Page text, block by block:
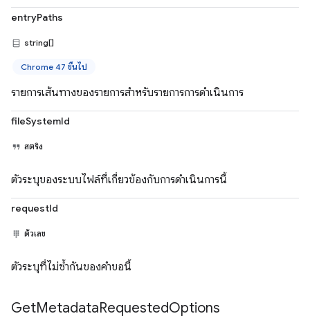
entryPaths
string[]
Chrome 47 ขึ้นไป
รายการเส้นทางของรายการสำหรับรายการการดำเนินการ
fileSystemId
สตริง
ตัวระบุของระบบไฟล์ที่เกี่ยวข้องกับการดำเนินการนี้
requestId
ตัวเลข
ตัวระบุที่ไม่ซ้ำกันของคำขอนี้
GetMetadataRequestedOptions